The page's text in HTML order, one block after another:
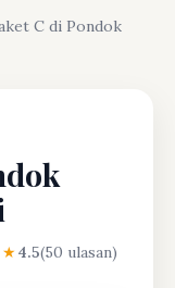
C di Pondok
4.5(50 ulasan)